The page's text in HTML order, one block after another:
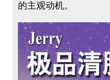
的主观动机。